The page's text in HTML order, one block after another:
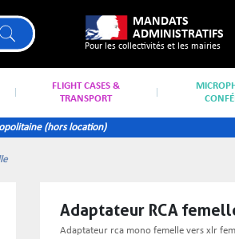
MANDATS
ADMINISTRATIFS
Pour les collectivités et les mairies
FLIGHT CASES &
TRANSPORT
(hors location)
Adaptateur RCA
adaptateur rca mono femelle vers xlr